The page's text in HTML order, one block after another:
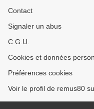
Contact
Signaler un abus
C.G.U.
Cookies et données
Préférences cookies
Voir le profil de remus80